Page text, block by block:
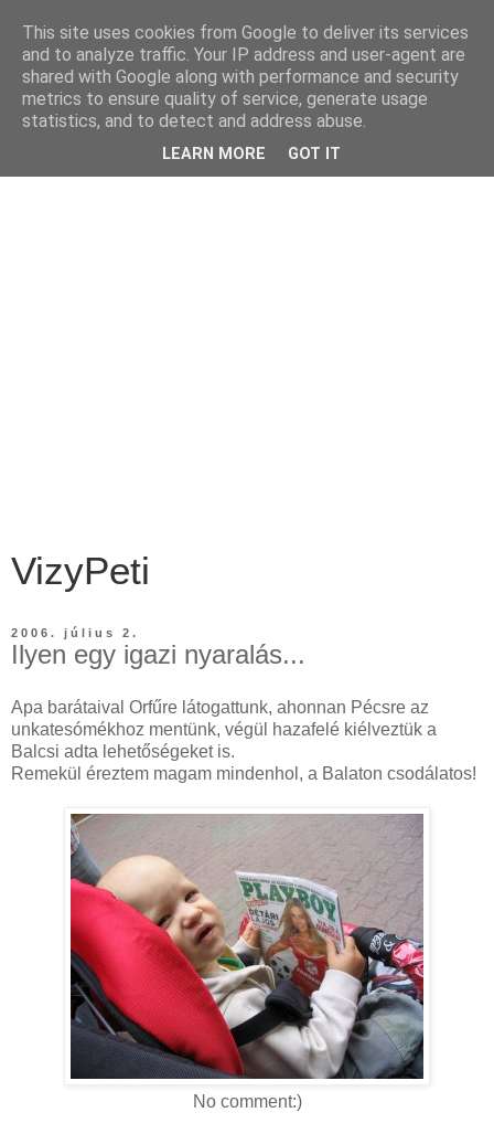
VizyPeti
2006. július 2.
Ilyen egy igazi nyaralás...
Apa barátaival Orfűre látogattunk, ahonnan Pécsre az
unkatesómékhoz mentünk, végül hazafelé kiélveztük a
Balcsi adta lehetőségeket is.
Remekül éreztem magam mindenhol, a Balaton csodálatos!
No comment:)
This site uses cookies from Google to deliver its services
and to analyze traffic. Your IP address and user-agent are
shared with Google along with performance and security
metrics to ensure quality of service, generate usage
statistics, and to detect and address abuse.
LEARN MORE GOT IT